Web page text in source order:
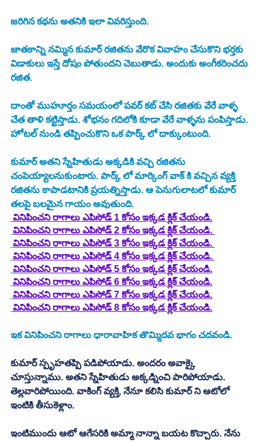
జరిగిన కథను అతనికి ఇలా వివరిస్తుంది.
జాతకాన్ని నమ్మిన కుమార్ రజితను వేరొక వివాహం చేసుకొని భర్తకు
విడాకులు ఇస్తే దోషం పోతుందని చెబుతాడు. అందుకు అంగీకరించదు
రజిత.
దాంతో ముహూర్తం సమయంలో పవర్ కట్ చేసి రజితకు వేరే వాళ్ళ
చేత తాళి కట్టిస్తాడు. శోభనం గదిలోకి కూడా వేరే వాళ్ళను పంపిస్తాడు.
హోటల్ నుండి తప్పించుకొని ఒక పార్క్ లో దాక్కుంటుంది.
కుమార్ అతని స్నేహితుడు అక్కడికి వచ్చి రజితను
చంపెయ్యాలనుకుంటారు. పార్క్ లో మార్కింగ్ వాక్ కి వచ్చిన వ్యక్తి
రజితను కాపాడటానికి ప్రయత్నిస్తాడు. ఆ పెనుగులాటలో కుమార్
తలపై బలమైన గాయం అవుతుంది.
వినిపించని రాగాలు ఎపిసోడ్ 1 కోసం ఇక్కడ క్లిక్ చేయండి.
వినిపించని రాగాలు ఎపిసోడ్ 2 కోసం ఇక్కడ క్లిక్ చేయండి.
వినిపించని రాగాలు ఎపిసోడ్ 3 కోసం ఇక్కడ క్లిక్ చేయండి.
వినిపించని రాగాలు ఎపిసోడ్ 4 కోసం ఇక్కడ క్లిక్ చేయండి.
వినిపించని రాగాలు ఎపిసోడ్ 5 కోసం ఇక్కడ క్లిక్ చేయండి.
వినిపించని రాగాలు ఎపిసోడ్ 6 కోసం ఇక్కడ క్లిక్ చేయండి.
వినిపించని రాగాలు ఎపిసోడ్ 7 కోసం ఇక్కడ క్లిక్ చేయండి.
వినిపించని రాగాలు ఎపిసోడ్ 8 కోసం ఇక్కడ క్లిక్ చేయండి.
ఇక వినిపించని రాగాలు ధారావాహిక తొమ్మిదవ భాగం చదవండి.
కుమార్ స్పృహతప్పి పడిపోయాడు. అందరం అవాక్కై
చూస్తున్నాము. అతని స్నేహితుడు అక్కడ్నించి పారిపోయాడు.
తెల్లవారిపోయింది. వాకింగ్ వ్యక్తి, నేనూ కలిసి కుమార్ ని ఆటోలో
ఇంటికి తీసుకెళ్లాం.
ఇంటిముందు ఆటో ఆగేసరికి అమ్మా నాన్నా బయట కొచ్చారు. నేను